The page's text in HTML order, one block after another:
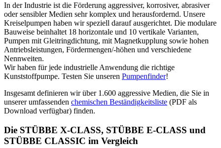
In der Industrie ist die Förderung aggressiver, korrosiver, abrasiver
oder sensibler Medien sehr komplex und herausfordernd. Unsere
Kreiselpumpen haben wir speziell darauf ausgerichtet. Die modulare
Bauweise beinhaltet 18 horizontale und 10 vertikale Varianten,
Pumpen mit Gleitringdichtung, mit Magnetkupplung sowie hohen
Antriebsleistungen, Fördermengen/-höhen und verschiedene
Nennweiten.
Wir haben für jede industrielle Anwendung die richtige
Kunststoffpumpe. Testen Sie unseren Pumpenfinder!
Insgesamt definieren wir über 1.600 aggressive Medien, die Sie in
unserer umfassenden chemischen Beständigkeitsliste (PDF als
Download verfügbar) finden.
Die STÜBBE X-CLASS, STÜBBE E-CLASS und
STÜBBE CLASSIC im Vergleich